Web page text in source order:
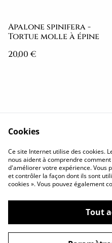
Apalone spinifera -
Tortue molle à épine
20,00 €
Politique de
confidentialité
Cookies
Cookies
Ce site Internet utilise des cookies.
nous aident à comprendre
d'améliorer votre expérience. Vous
et contrôler la façon dont ils sont
cookies ». Vous pouvez également
Tout